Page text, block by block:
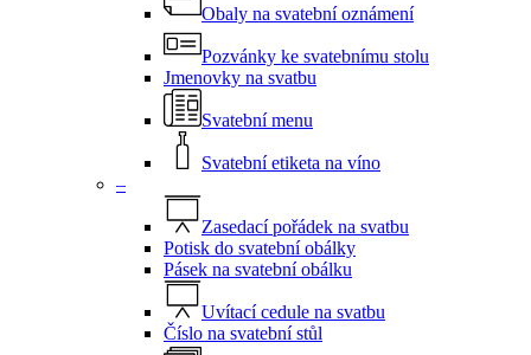
Obaly na svatební oznámení
Pozvánky ke svatebnímu stolu
Jmenovky na svatbu
Svatební menu
Svatební etiketa na víno
–
Zasedací pořádek na svatbu
Potisk do svatební obálky
Pásek na svatební obálku
Uvítací cedule na svatbu
Číslo na svatební stůl